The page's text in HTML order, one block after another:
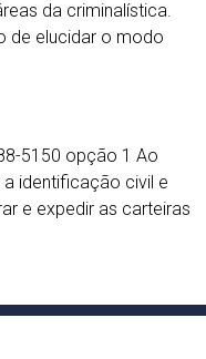
da criminalística.
de elucidar o modo
5150 opção 1 Ao
identificação civil e
e expedir as carteiras